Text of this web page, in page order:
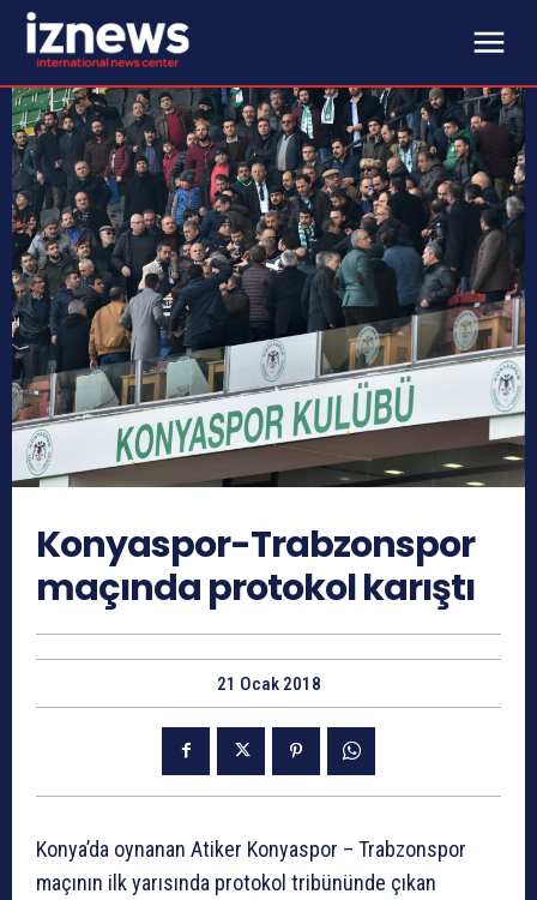
Konyaspor-Trabzonspor
maçında protokol karıştı
21 Ocak 2018
Konya’da oynanan Atiker Konyaspor – Trabzonspor
maçının ilk yarısında protokol tribününde çıkan